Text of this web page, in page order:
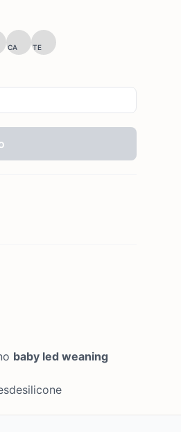
CA TE
baby led weaning